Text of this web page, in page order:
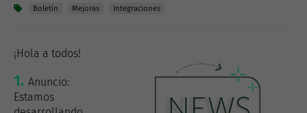
Boletín Mejoras Integraciones
¡Hola a todos!
Anuncio:
Estamos